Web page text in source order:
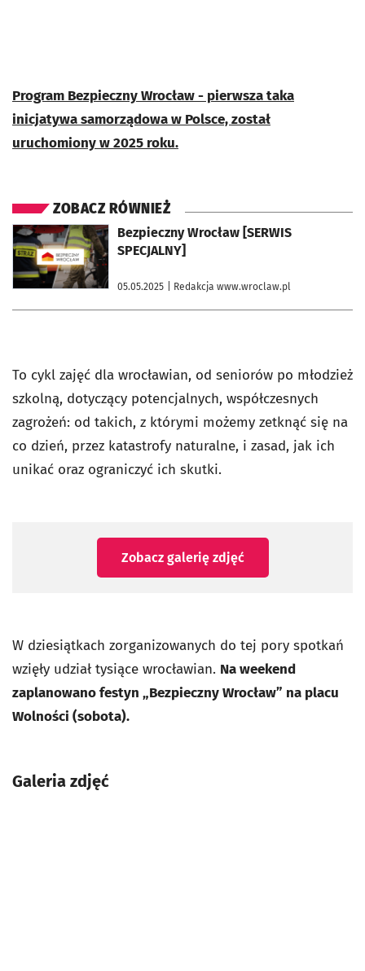
Program Bezpieczny Wrocław - pierwsza taka
inicjatywa samorządowa w Polsce, został
uruchomiony w 2025 roku.
ZOBACZ RÓWNIEŻ
Bezpieczny Wrocław [SERWIS
SPECJALNY]
05.05.2025 | Redakcja www.wroclaw.pl
otworzy się w nowej karcie
To cykl zajęć dla wrocławian, od seniorów po młodzież
szkolną, dotyczący potencjalnych, współczesnych
zagrożeń: od takich, z którymi możemy zetknąć się na
co dzień, przez katastrofy naturalne, i zasad, jak ich
unikać oraz ograniczyć ich skutki.
Zobacz galerię zdjęć
W dziesiątkach zorganizowanych do tej pory spotkań
wzięły udział tysiące wrocławian. Na weekend
zaplanowano festyn „Bezpieczny Wrocław” na placu
Wolności (sobota).
Galeria zdjęć